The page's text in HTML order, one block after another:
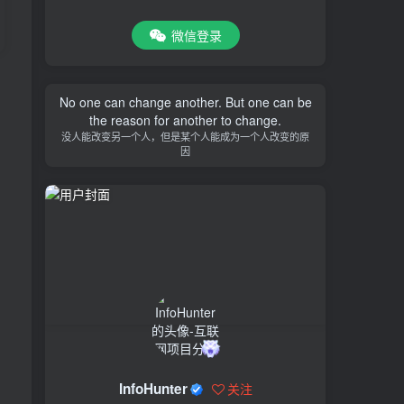
微信登录
No one can change another. But one can be
the reason for another to change.
没人能改变另一个人，但是某个人能成为一个人改变的原
因
InfoHunter 关注